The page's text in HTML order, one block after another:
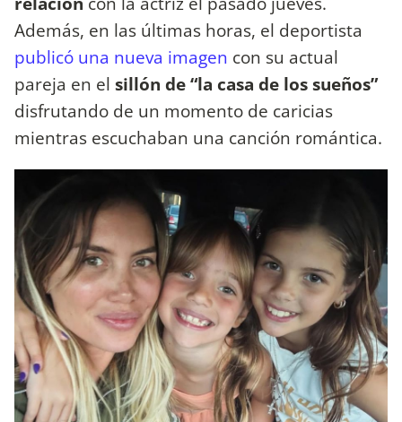
Además, en las últimas horas, el deportista
publicó una nueva imagen con su actual
pareja en el sillón de “la casa de los sueños”
disfrutando de un momento de caricias
mientras escuchaban una canción romántica.